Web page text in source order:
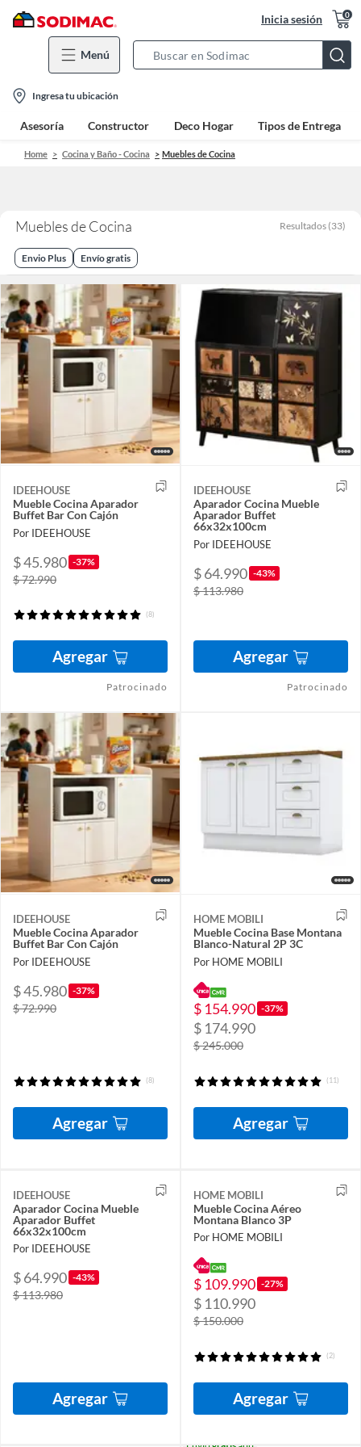
Inicia sesión 0
Menú
Bar
location-
icon
Ingresa tu ubicación
Asesoría Constructor Deco Hogar Tipos de Entrega
Home Cocina y Baño - Cocina Muebles de Cocina
Muebles de Cocina Resultados (33)
Envio Plus Envío gratis
IDEEHOUSE
Mueble Cocina Aparador
Buffet Bar Con Cajón
Por IDEEHOUSE
$ 45.980 -37%
$ 72.990
(8)
Agregar
Patrocinado
IDEEHOUSE
Aparador Cocina Mueble
Aparador Buffet
66x32x100cm
Por IDEEHOUSE
$ 64.990 -43%
$ 113.980
Agregar
Patrocinado
IDEEHOUSE
Mueble Cocina Aparador
Buffet Bar Con Cajón
Por IDEEHOUSE
$ 45.980 -37%
$ 72.990
(8)
Agregar
HOME MOBILI
Mueble Cocina Base Montana
Blanco-Natural 2P 3C
Por HOME MOBILI
$ 154.990 -37%
$ 174.990
$ 245.000
(11)
Agregar
IDEEHOUSE
Aparador Cocina Mueble
Aparador Buffet
66x32x100cm
Por IDEEHOUSE
$ 64.990 -43%
$ 113.980
Agregar
HOME MOBILI
Mueble Cocina Aéreo
Montana Blanco 3P
Por HOME MOBILI
$ 109.990 -27%
$ 110.990
$ 150.000
(2)
Agregar